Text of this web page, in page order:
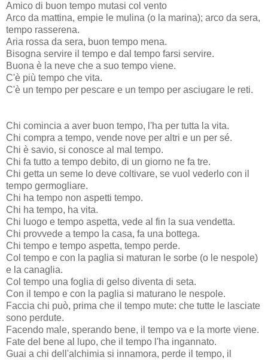
Amico di buon tempo mutasi col vento
Arco da mattina, empie le mulina (o la marina); arco da sera,
tempo rasserena.
Aria rossa da sera, buon tempo mena.
Bisogna servire il tempo e dal tempo farsi servire.
Buona è la neve che a suo tempo viene.
C'è più tempo che vita.
C'è un tempo per pescare e un tempo per asciugare le reti.
Chi comincia a aver buon tempo, l'ha per tutta la vita.
Chi compra a tempo, vende nove per altri e un per sé.
Chi è savio, si conosce al mal tempo.
Chi fa tutto a tempo debito, di un giorno ne fa tre.
Chi getta un seme lo deve coltivare, se vuol vederlo con il
tempo germogliare.
Chi ha tempo non aspetti tempo.
Chi ha tempo, ha vita.
Chi luogo e tempo aspetta, vede al fin la sua vendetta.
Chi provvede a tempo la casa, fa una bottega.
Chi tempo e tempo aspetta, tempo perde.
Col tempo e con la paglia si maturan le sorbe (o le nespole)
e la canaglia.
Col tempo una foglia di gelso diventa di seta.
Con il tempo e con la paglia si maturano le nespole.
Faccia chi può, prima che il tempo mute: che tutte le lasciate
sono perdute.
Facendo male, sperando bene, il tempo va e la morte viene.
Fate del bene al lupo, che il tempo l'ha ingannato.
Guai a chi dell'alchimia si innamora, perde il tempo, il